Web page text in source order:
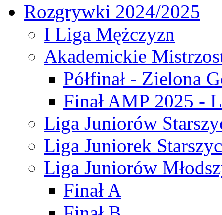
Rozgrywki 2024/2025
I Liga Mężczyzn
Akademickie
Półfinał - Zielona
Finał AMP 2025 -
Liga Juniorów
Liga Juniorek
Liga Juniorów
Finał A